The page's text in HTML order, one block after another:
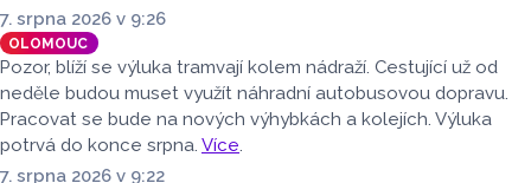
7. srpna 2026 v 9:26
OLOMOUC
Pozor, blíží se výluka tramvají kolem nádraží. Cestující už od
neděle budou muset využít náhradní autobusovou dopravu.
Pracovat se bude na nových výhybkách a kolejích. Výluka
potrvá do konce srpna. Více.
7. srpna 2026 v 9:22